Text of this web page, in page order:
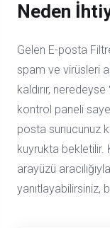
Neden
Gelen E-posta
spam ve virüsleri
kaldırır,
kontrol paneli
posta sunucunuz
kuyrukta
arayüzü
yanıtlayabilirsiniz,